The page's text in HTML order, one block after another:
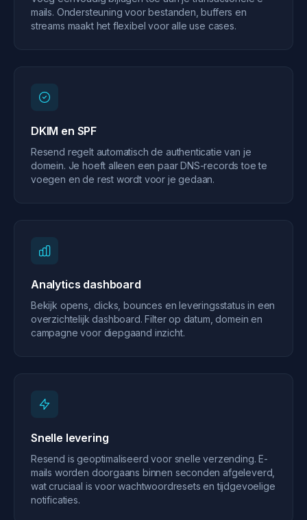
mails. Ondersteuning voor bestanden, buffers en
streams maakt het flexibel voor alle use cases.
DKIM en SPF
Resend regelt automatisch de authenticatie van je
domein. Je hoeft alleen een paar DNS-records toe te
voegen en de rest wordt voor je gedaan.
Analytics dashboard
Bekijk opens, clicks, bounces en leveringsstatus in een
overzichtelijk dashboard. Filter op datum, domein en
campagne voor diepgaand inzicht.
Snelle levering
Resend is geoptimaliseerd voor snelle verzending. E-
mails worden doorgaans binnen seconden afgeleverd,
wat cruciaal is voor wachtwoordresets en tijdgevoelige
notificaties.